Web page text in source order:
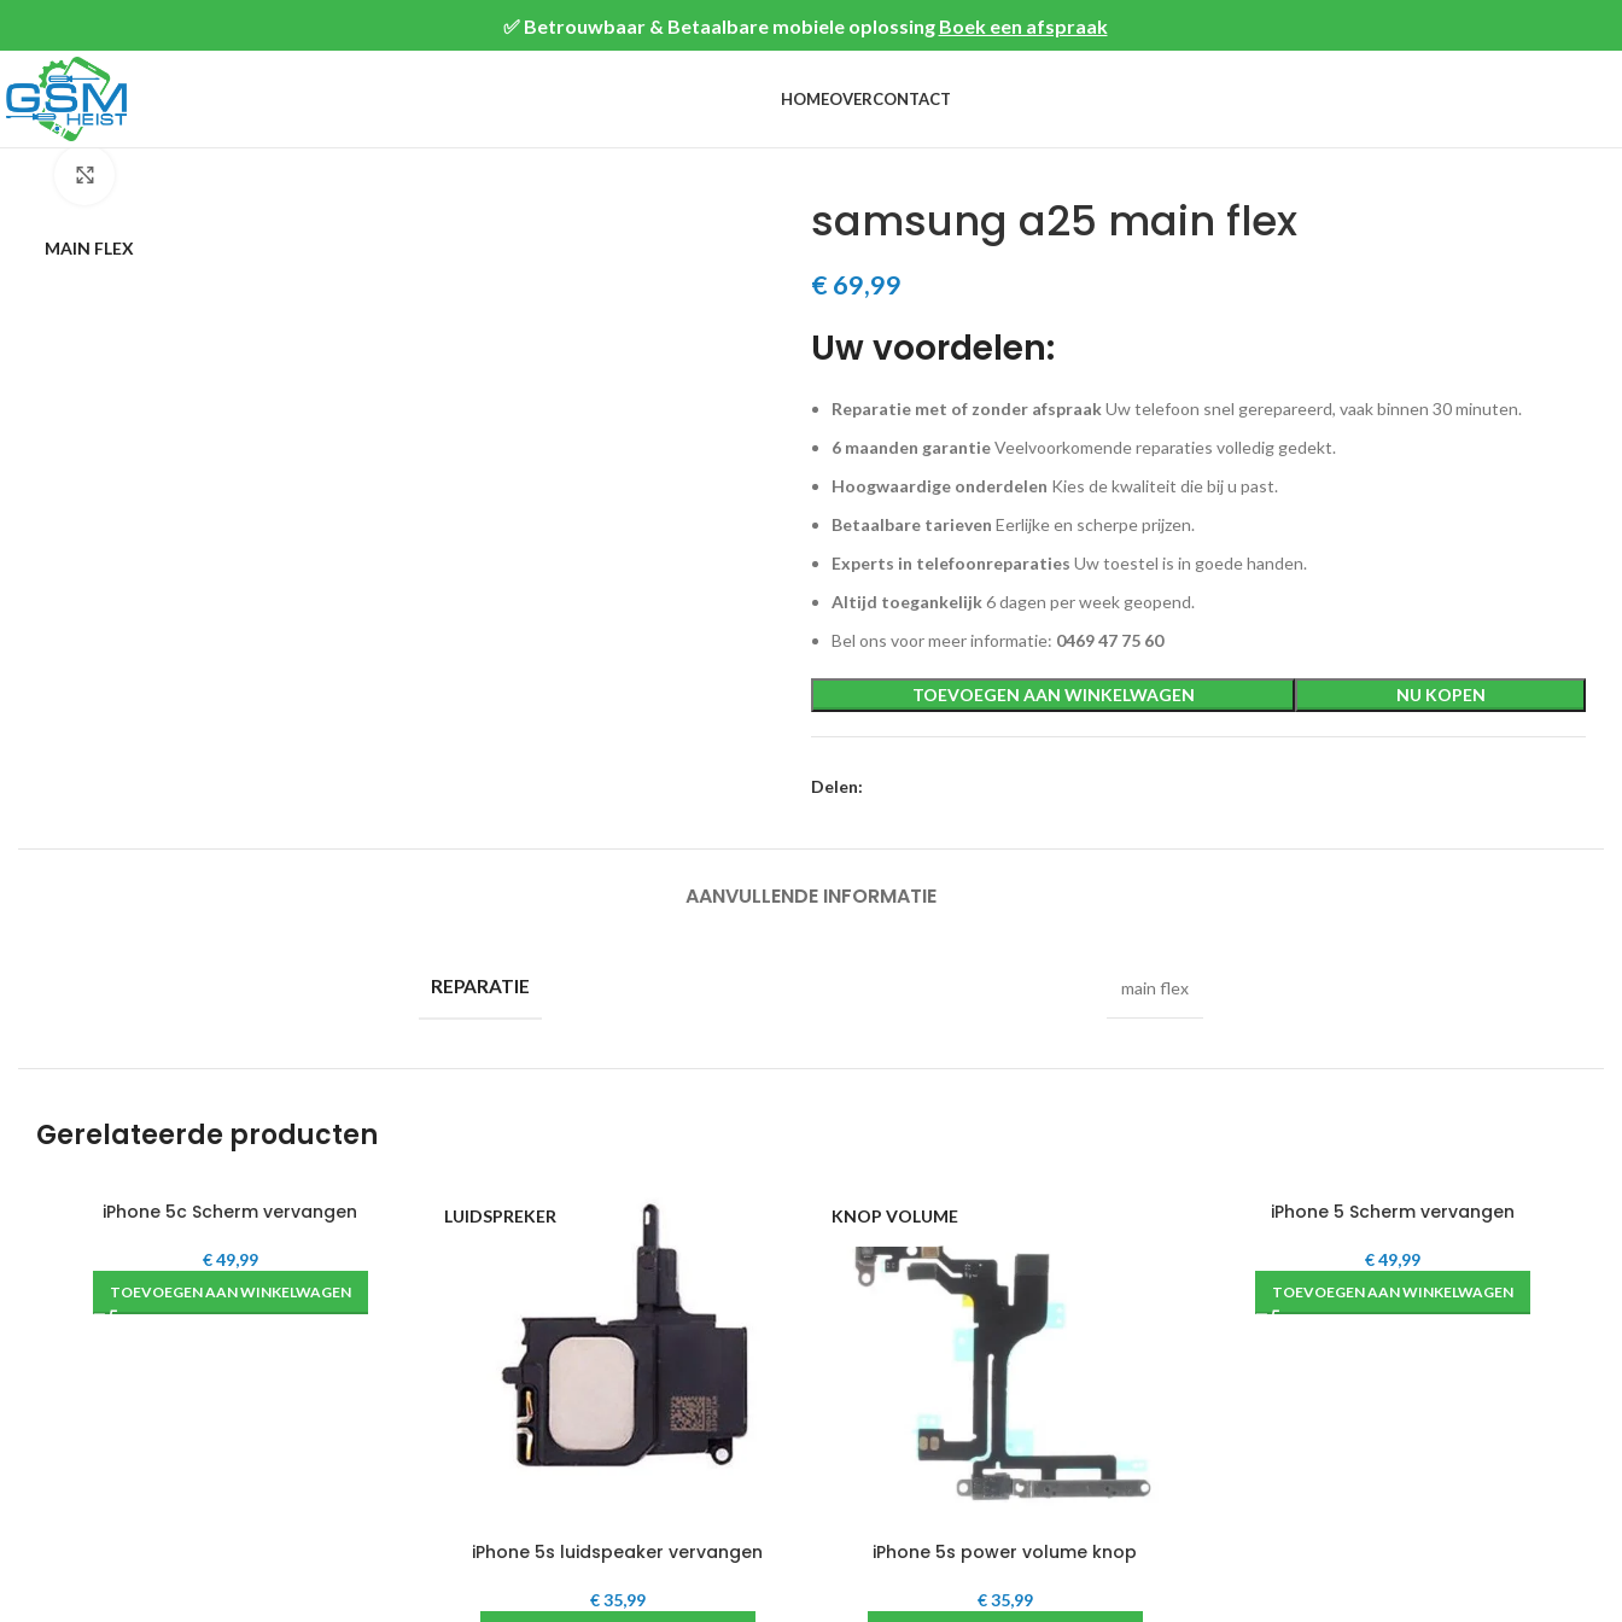
✅ Betrouwbaar & Betaalbare mobiele oplossing Boek een afspraak
HOMEOVERCONTACT
MAIN FLEX samsung a25 main flex
€ 69,99
Uw voordelen:
Reparatie met of zonder afspraakUw telefoon snel gerepareerd, vaak binnen 30 minuten.
6 maanden garantieVeelvoorkomende reparaties volledig gedekt.
Hoogwaardige onderdelen Kies de kwaliteit die bij u past.
Betaalbare tarieven Eerlijke en scherpe prijzen.
Experts in telefoonreparaties Uw toestel is in goede handen.
Altijd toegankelijk6 dagen per week geopend.
Bel ons voor meer informatie: 0469 47 75 60
TOEVOEGEN AAN WINKELWAGEN NU KOPEN
Delen:
AANVULLENDE INFORMATIE
REPARATIE main flex
Gerelateerde producten
SCHERMiPhone 5c Scherm vervangen
€49,99
TOEVOEGEN AAN WINKELWAGEN
LUIDSPREKER
iPhone 5s luidspeaker vervangen
€35,99
KNOP VOLUME
iPhone 5s power volume knop
€35,99
SCHERM ORIGINEEL
iPhone 5 Scherm vervangen
€49,99
TOEVOEGEN AAN WINKELWAGEN